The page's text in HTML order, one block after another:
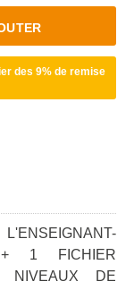
des 9% de remise
1 FICHIER
NIVEAUX DE